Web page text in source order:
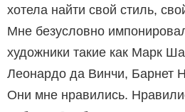
хотела найти свой стиль,
Мне безусловно
художники такие как Марк
Леонардо да Винчи, Барнет
Они мне нравились.